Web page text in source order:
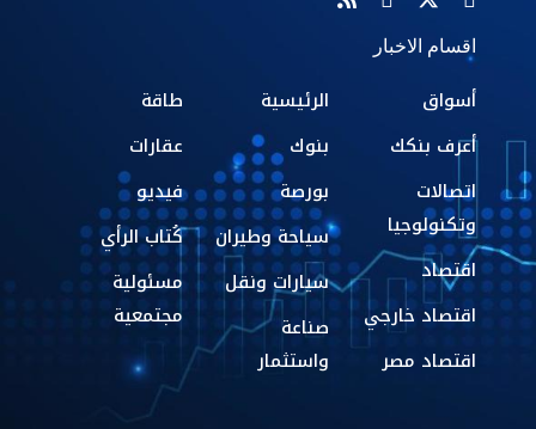
اقسام الاخبار
أسواق
أعرف بنكك
اتصالات
وتكنولوجيا
اقتصاد
اقتصاد خارجي
اقتصاد مصر
الرئيسية
بنوك
بورصة
سياحة وطيران
سيارات ونقل
صناعة
واستثمار
طاقة
عقارات
فيديو
كُتاب الرأي
مسئولية
مجتمعية